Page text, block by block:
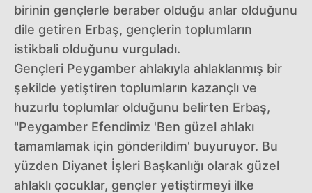
birinin gençlerle beraber olduğu anlar olduğunu
dile getiren Erbaş, gençlerin toplumların
istikbali olduğunu vurguladı.
Gençleri Peygamber ahlakıyla ahlaklanmış bir
şekilde yetiştiren toplumların kazançlı ve
huzurlu toplumlar olduğunu belirten Erbaş,
"Peygamber Efendimiz 'Ben güzel ahlakı
tamamlamak için gönderildim' buyuruyor. Bu
yüzden Diyanet İşleri Başkanlığı olarak güzel
ahlaklı çocuklar, gençler yetiştirmeyi ilke